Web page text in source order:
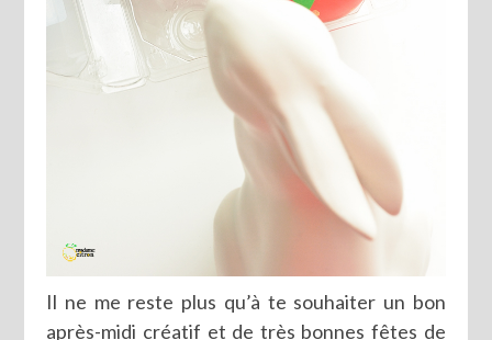
Il ne me reste plus qu’à te souhaiter un bon
après-midi créatif et de très bonnes fêtes de